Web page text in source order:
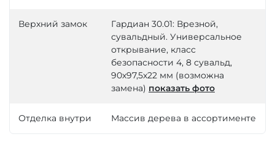
Верхний замок
Гардиан 30.01: Врезной,
сувальдный. Универсальное
открывание, класс
безопасности 4, 8 сувальд,
90х97,5х22 мм (возможна
замена) показать фото
Отделка внутри Массив дерева в ассортименте